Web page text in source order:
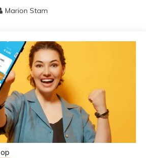
Marion Stam